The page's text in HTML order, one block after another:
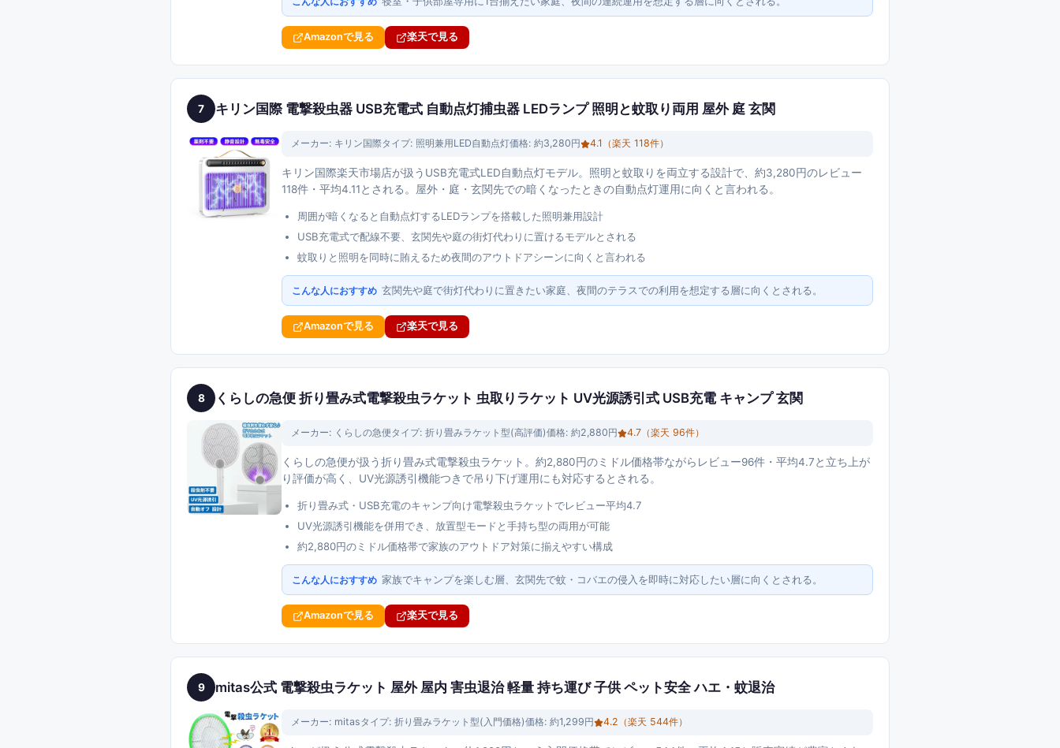
Amazonで見る 楽天で見る
7 キリン国際 電撃殺虫器 USB充電式 自動点灯捕虫器 LEDランプ 照明と蚊取り両用 屋外 庭 玄関
メーカー: キリン国際タイプ: 照明兼用LED自動点灯価格: 約3,280円 4.1 （楽天 118件）
キリン国際楽天市場店が扱うUSB充電式LED自動点灯モデル。照明と蚊取りを両立する設計で、約3,280円のレビュー
118件・平均4.11とされる。屋外・庭・玄関先での暗くなったときの自動点灯運用に向くと言われる。
周囲が暗くなると自動点灯するLEDランプを搭載した照明兼用設計
USB充電式で配線不要、玄関先や庭の街灯代わりに置けるモデルとされる
蚊取りと照明を同時に賄えるため夜間のアウトドアシーンに向くと言われる
こんな人におすすめ 玄関先や庭で街灯代わりに置きたい家庭、夜間のテラスでの利用を想定する層に向くとされる。
Amazonで見る 楽天で見る
8 くらしの急便 折り畳み式電撃殺虫ラケット 虫取りラケット UV光源誘引式 USB充電 キャンプ 玄関
メーカー: くらしの急便タイプ: 折り畳みラケット型(高評価)価格: 約2,880円 4.7 （楽天 96件）
くらしの急便が扱う折り畳み式電撃殺虫ラケット。約2,880円のミドル価格帯ながらレビュー96件・平均4.7と立ち上が
り評価が高く、UV光源誘引機能つきで吊り下げ運用にも対応するとされる。
折り畳み式・USB充電のキャンプ向け電撃殺虫ラケットでレビュー平均4.7
UV光源誘引機能を併用でき、放置型モードと手持ち型の両用が可能
約2,880円のミドル価格帯で家族のアウトドア対策に揃えやすい構成
こんな人におすすめ 家族でキャンプを楽しむ層、玄関先で蚊・コバエの侵入を即時に対応したい層に向くとされる。
Amazonで見る 楽天で見る
9 mitas公式 電撃殺虫ラケット 屋外 屋内 害虫退治 軽量 持ち運び 子供 ペット安全 ハエ・蚊退治
メーカー: mitasタイプ: 折り畳みラケット型(入門価格)価格: 約1,299円 4.2 （楽天 544件）